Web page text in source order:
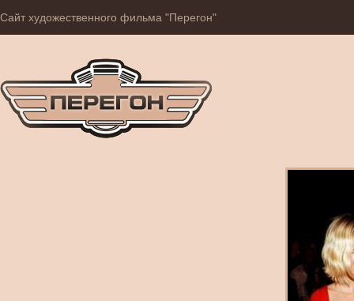
Сайт художественного фильма "Перегон"